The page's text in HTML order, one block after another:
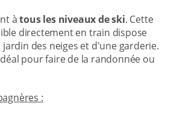
àtous les niveaux de ski. Cette
directement en train dispose
des neiges et d'une garderie.
pour faire de la randonnée ou
: